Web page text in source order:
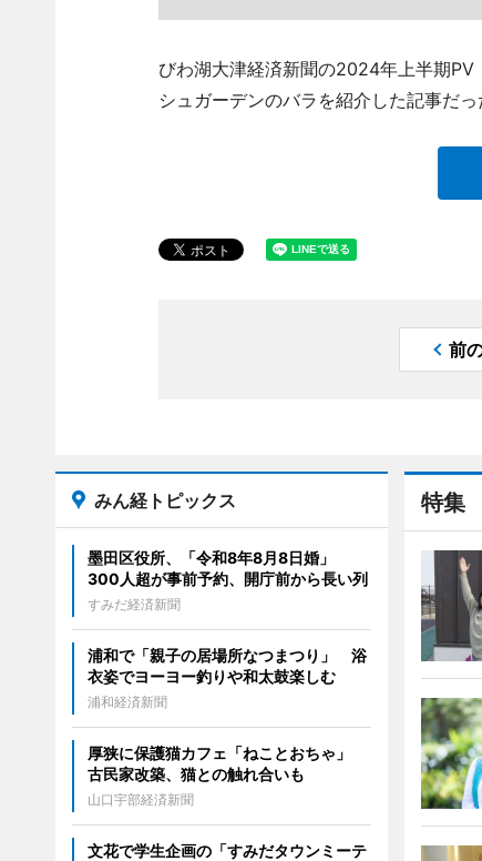
びわ湖大津経済新聞の2024年上半期PV
シュガーデンのバラを紹介した記事だっ
前
特集
みん経トピックス
墨田区役所、「令和8年8月8日婚」
300人超が事前予約、開庁前から長い列
すみだ経済新聞
浦和で「親子の居場所なつまつり」 浴
衣姿でヨーヨー釣りや和太鼓楽しむ
浦和経済新聞
厚狭に保護猫カフェ「ねことおちゃ」
古民家改築、猫との触れ合いも
山口宇部経済新聞
文花で学生企画の「すみだタウンミーテ